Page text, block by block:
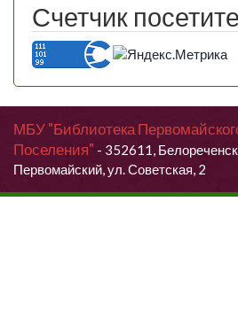
Счетчик
МБУ "Библиотека
Поселения" - 352611,
Первомайский, ул. Советская, 2